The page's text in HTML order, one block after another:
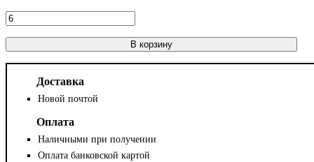
В корзину
Доставка
Новой почтой
Оплата
Наличными при получении
Оплата банковской картой